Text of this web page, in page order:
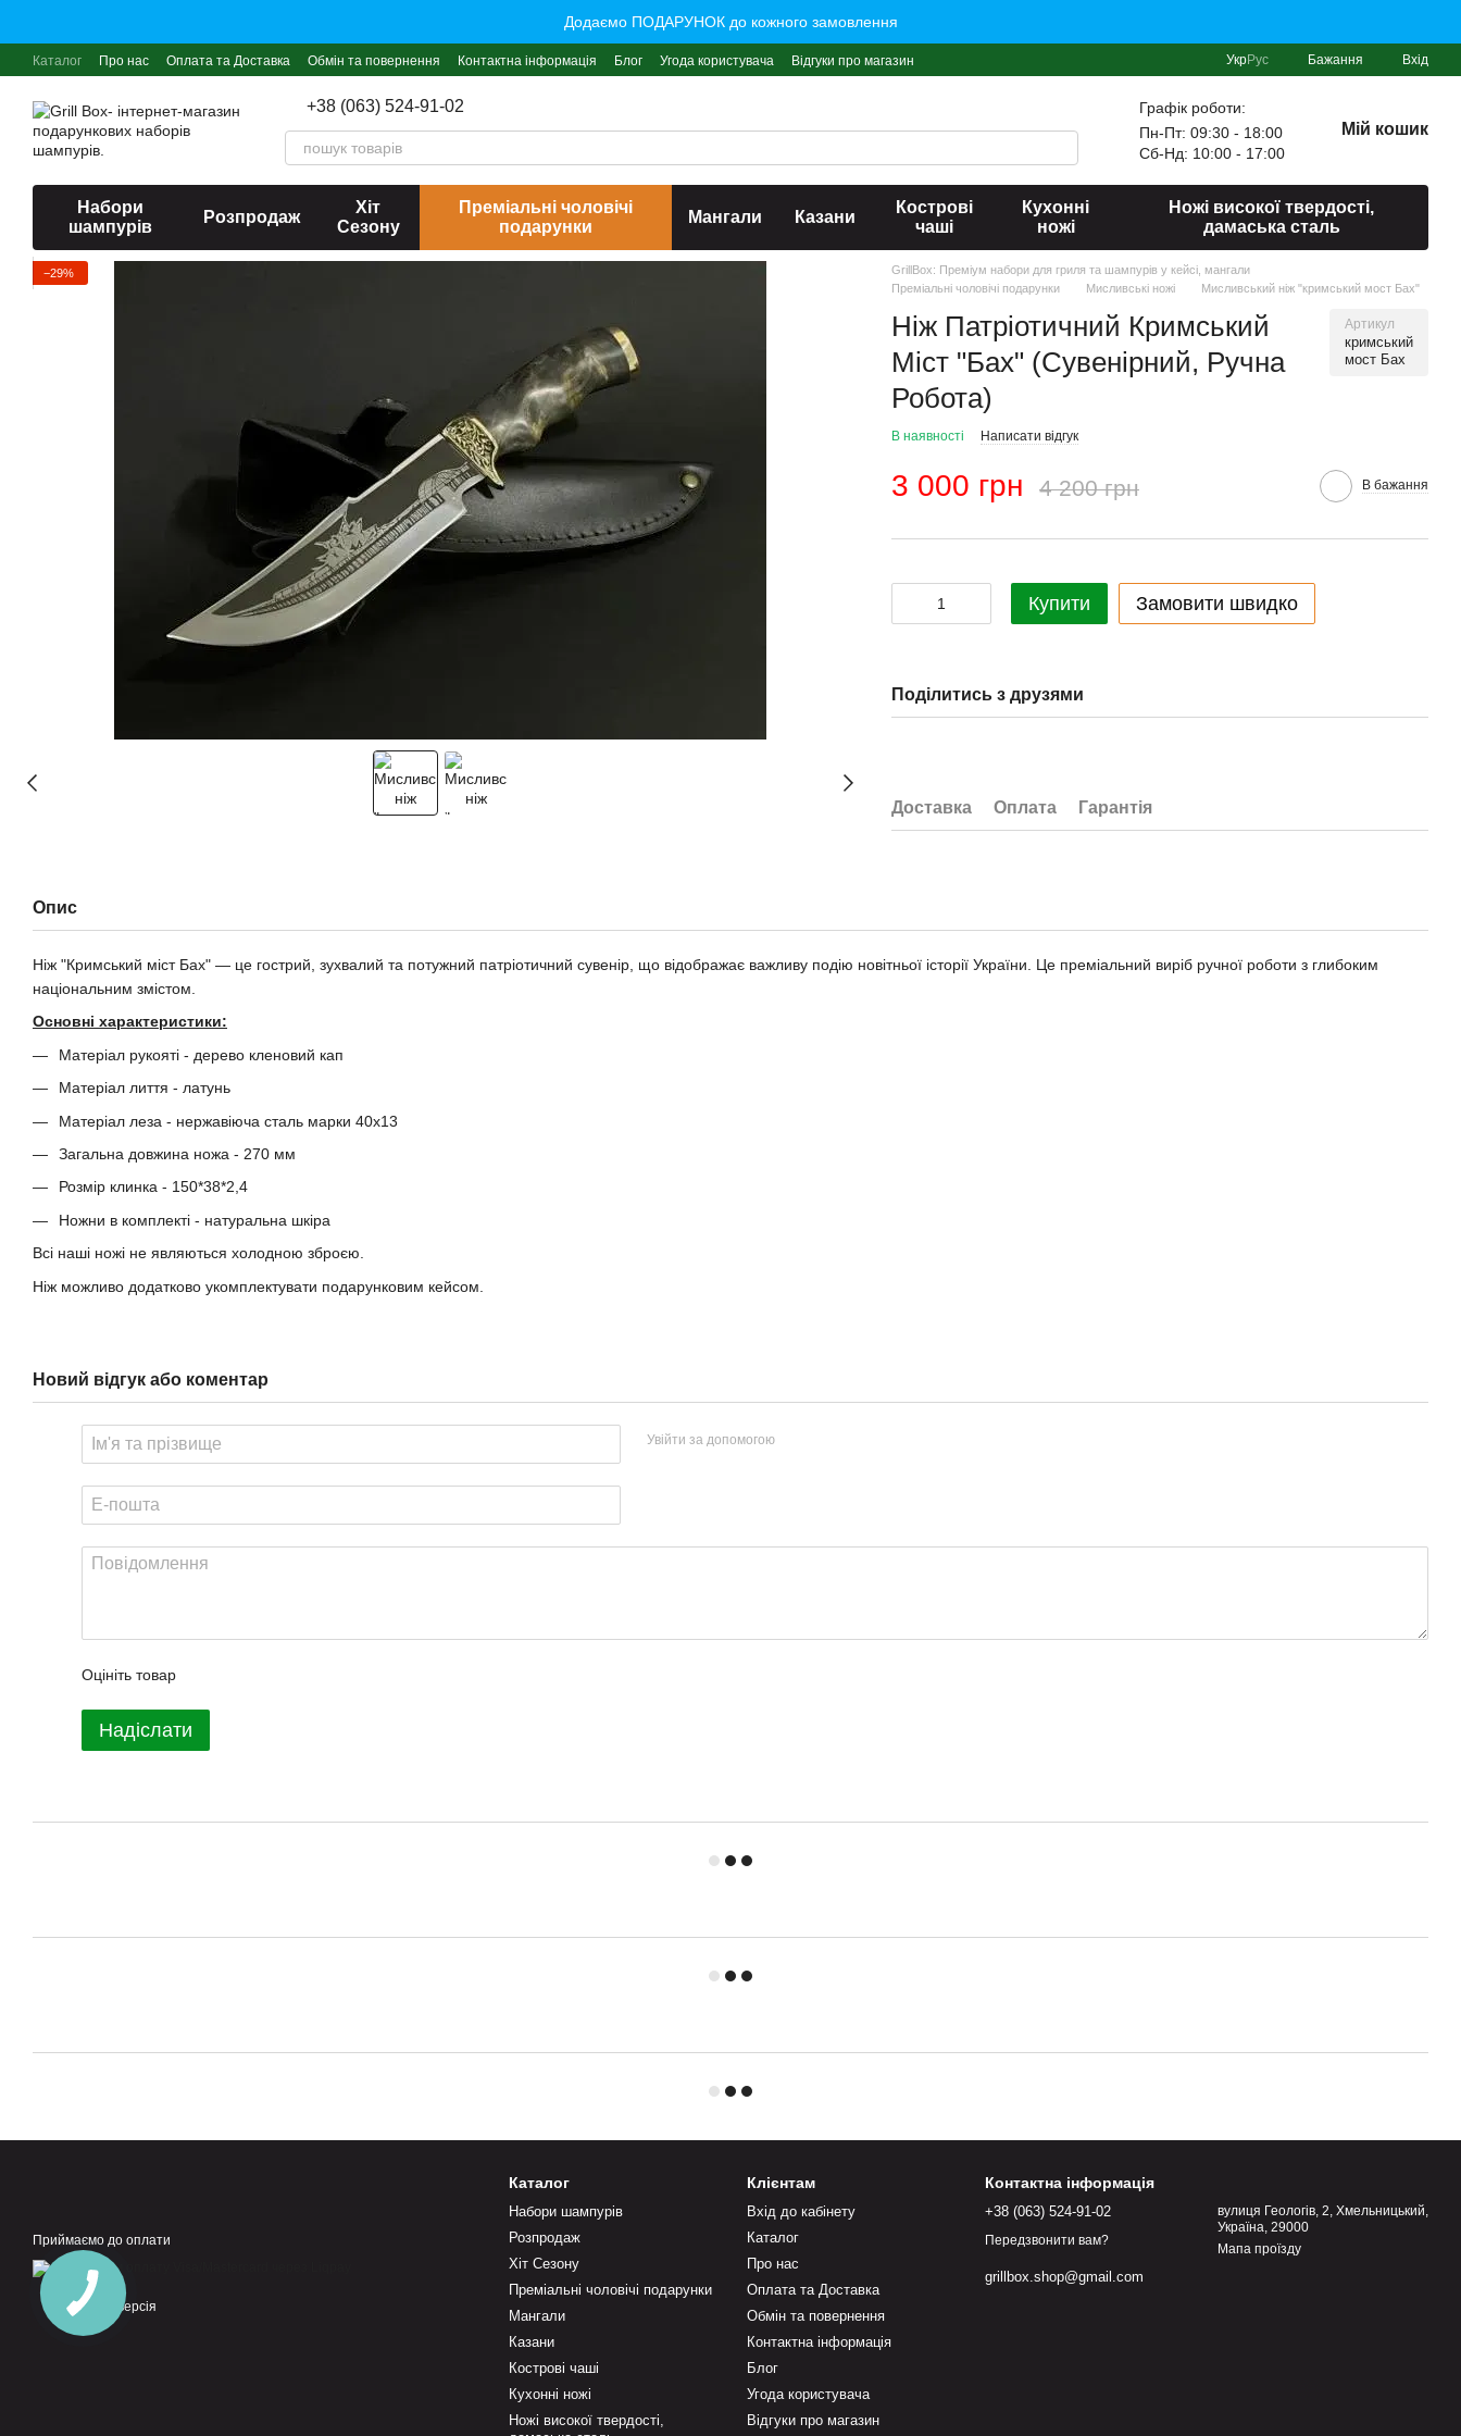
Додаємо ПОДАРУНОК до кожного замовлення
Каталог Про нас Оплата та Доставка Обмін та повернення Контактна інформація Блог Угода користувача Відгуки про магазин УкрРус Бажання Вхід
+38 (063) 524-91-02
Графік роботи:
Пн-Пт: 09:30 - 18:00
Сб-Нд: 10:00 - 17:00
Мій кошик
Набори
шампурів
Розпродаж
Хіт
Сезону
Преміальні чоловічі
подарунки
Мангали Казани
Кострові
чаші
Кухонні
ножі
Ножі високої твердості,
дамаська сталь
−29%
GrillBox: Преміум набори для гриля та шампурів у кейсі, мангали
Преміальні чоловічі подарунки
Мисливські ножі Мисливський ніж "кримський мост Бах"
Ніж Патріотичний Кримський
Міст "Бах" (Сувенірний, Ручна
Робота)
Артикул
кримський
мост Бах
В наявності Написати відгук
3 000 грн 4 200 грн В бажання
Купити Замовити швидко
Поділитись з друзями
Доставка Оплата Гарантія
Опис
Ніж "Кримський міст Бах" — це гострий, зухвалий та потужний патріотичний сувенір, що відображає важливу подію новітньої історії України. Це преміальний виріб ручної роботи з глибоким
національним змістом.
Основні характеристики:
Матеріал рукояті - дерево кленовий кап
Матеріал лиття - латунь
Матеріал леза - нержавіюча сталь марки 40х13
Загальна довжина ножа - 270 мм
Розмір клинка - 150*38*2,4
Ножни в комплекті - натуральна шкіра
Всі наші ножі не являються холодною зброєю.
Ніж можливо додатково укомплектувати подарунковим кейсом.
Новий відгук або коментар
Увійти за допомогою
Оцініть товар
Надіслати
Приймаємо до оплати
Мобільна версія
Каталог
Набори шампурів
Розпродаж
Хіт Сезону
Преміальні чоловічі подарунки
Мангали
Казани
Кострові чаші
Кухонні ножі
Ножі високої твердості,
Клієнтам
Вхід до кабінету
Каталог
Про нас
Оплата та Доставка
Обмін та повернення
Контактна інформація
Блог
Угода користувача
Відгуки про магазин
Контактна інформація
+38 (063) 524-91-02
Передзвонити вам?
grillbox.shop@gmail.com
вулиця Геологів, 2, Хмельницький,
Україна, 29000
Мапа проїзду